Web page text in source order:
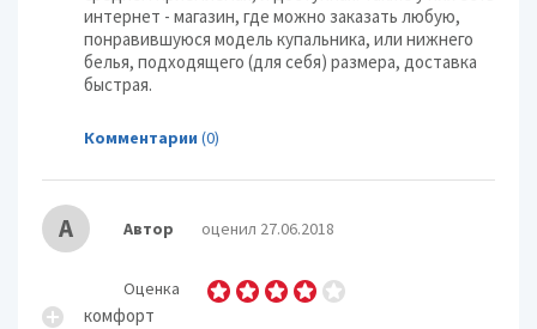
интернет - магазин, где можно заказать любую,
понравившуюся модель купальника, или нижнего
белья, подходящего (для себя) размера, доставка
быстрая.
Комментарии (0)
А Автор оценил 27.06.2018
Оценка
комфорт